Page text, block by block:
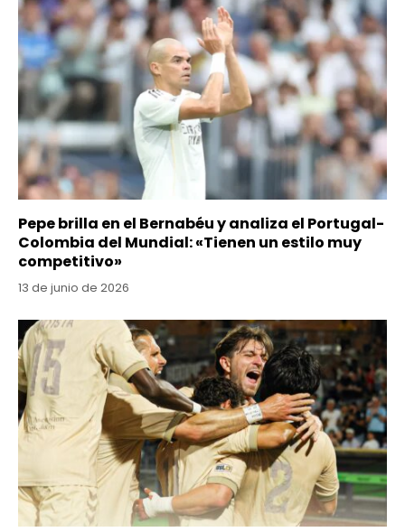
Pepe brilla en el Bernabéu y analiza el Portugal-
Colombia del Mundial: «Tienen un estilo muy
competitivo»
13 de junio de 2026